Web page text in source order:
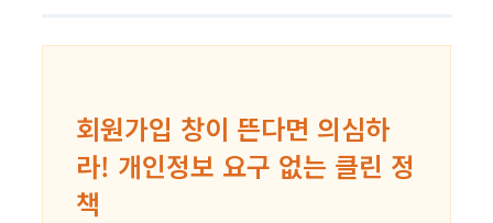
회원가입 창이 뜬다면 의심하
라! 개인정보 요구 없는 클린 정
책